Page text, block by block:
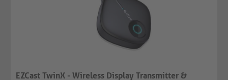
EZCast TwinX - Wireless Display Transmitter &